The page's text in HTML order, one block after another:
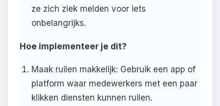
ze zich ziek melden voor iets
onbelangrijks.
Hoe implementeer je dit?
Maak ruilen makkelijk: Gebruik een app of
platform waar medewerkers met een paar
klikken diensten kunnen ruilen.